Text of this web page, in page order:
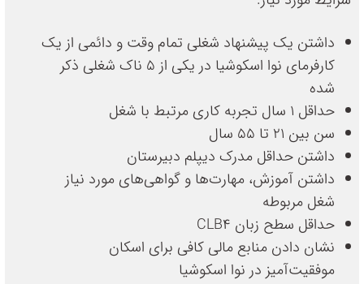
داشتن یک پیشنهاد شغلی تمام وقت و دائمی از یک
کارفرمای نوا اسکوشیا در یکی از 5 ناک شغلی ذکر
شده
حداقل ۱ سال تجربه کاری مرتبط با شغل
سن بین ۲۱ تا ۵۵ سال
داشتن حداقل مدرک دیپلم دبیرستان
داشتن آموزش، مهارت‌ها و گواهی‌های مورد نیاز
شغل مربوطه
حداقل سطح زبان CLB4
نشان دادن منابع مالی کافی برای اسکان
موفقیت‌آمیز در نوا اسکوشیا